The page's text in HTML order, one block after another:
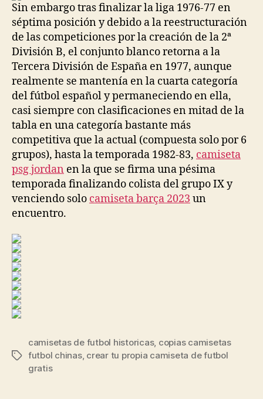
Sin embargo tras finalizar la liga 1976-77 en
séptima posición y debido a la reestructuración
de las competiciones por la creación de la 2ª
División B, el conjunto blanco retorna a la
Tercera División de España en 1977, aunque
realmente se mantenía en la cuarta categoría
del fútbol español y permaneciendo en ella,
casi siempre con clasificaciones en mitad de la
tabla en una categoría bastante más
competitiva que la actual (compuesta solo por 6
grupos), hasta la temporada 1982-83, camiseta
psg jordan en la que se firma una pésima
temporada finalizando colista del grupo IX y
venciendo solo camiseta barça 2023 un
encuentro.
Etiquetas
camisetas de futbol historicas, copias camisetas
futbol chinas, crear tu propia camiseta de futbol
gratis